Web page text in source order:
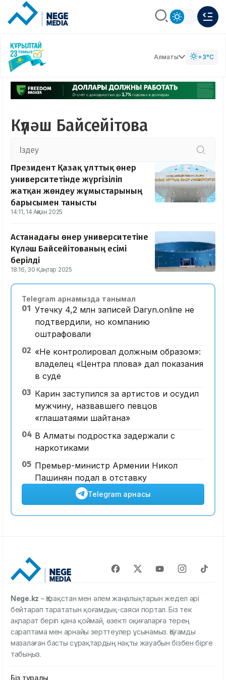
Алматы +3°C
Күләш Байсейітова
Президент Қазақ ұлттық өнер
университетінде жүргізіліп
жатқан жөндеу жұмыстарының
барысымен танысты
14:11, 14 Ақпан 2025
Астанадағы өнер университетіне
Күләш Байсейітованың есімі
берілді
18:16, 30 Қаңтар 2025
Telegram арнамызда танымал
01 Утечку 4,2 млн записей Daryn.online не
подтвердили, но компанию
оштрафовали
02 «Не контролировал должным образом»:
владелец «Центра плова» дал показания
в суде
03 Карин заступился за артистов и осудил
мужчину, назвавшего певцов
«глашатаями шайтана»
04 В Алматы подростка задержали с
наркотиками
05 Премьер-министр Армении Никол
Пашинян подал в отставку
Telegram арнасы
Nege.kz – Қазақстан мен әлем жаңалықтарын жедел әрі
бейтарап тарататын қоғамдық-саяси портал. Біз тек
ақпарат беріп қана қоймай, өзекті оқиғаларға терең
сараптама мен арнайы зерттеулер ұсынамыз. Қоғамды
мазалаған басты сұрақтардың нақты жауабын бізбен бірге
табыңыз.
Біз туралы